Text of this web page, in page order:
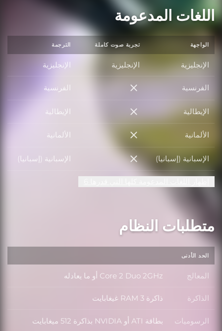
اللغات المدعومة
الواجهة تجربة صوت كاملة الترجمة
الإنجليزية الإنجليزية الإنجليزية
الفرنسية الفرنسية الفرنسية
الإيطالية الإيطالية الإيطالية
الألمانية الألمانية الألمانية
الإسبانية (إسبانيا) الإسبانية (إسبانيا) الإسبانية (إسبانيا)
متطلبات النظام
الحد الأدنى
المعالج المعالج
Core 2 Duo 2GHz أو ما يعادله
الذاكرة الذاكرة
ذاكرة RAM 3 غيغابايت
الرسوميات الرسوميات
بطاقة ATI أو NVIDIA بذاكرة 512 ميغابايت